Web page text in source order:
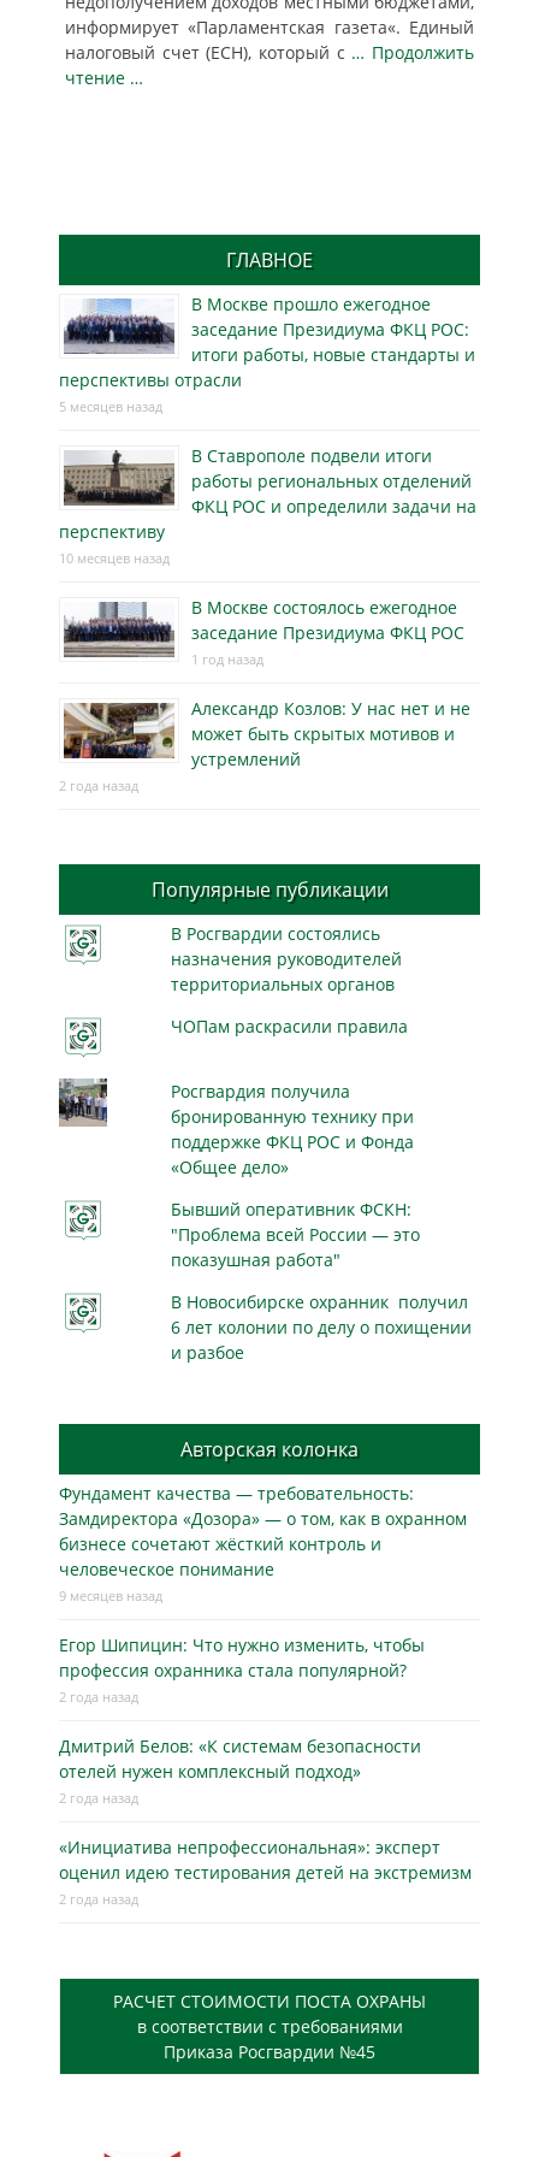
информирует «Парламентская газета«. Единый
налоговый счет (ЕСН), который с … Продолжить
чтение …
ГЛАВНОЕ
В Москве прошло ежегодное
заседание Президиума ФКЦ РОС:
итоги работы, новые стандарты и
перспективы отрасли
5 месяцев назад
В Ставрополе подвели итоги
работы региональных отделений
ФКЦ РОС и определили задачи на
перспективу
10 месяцев назад
В Москве состоялось ежегодное
заседание Президиума ФКЦ РОС
1 год назад
Александр Козлов: У нас нет и не
может быть скрытых мотивов и
устремлений
2 года назад
Популярные публикации
В Росгвардии состоялись
назначения руководителей
территориальных органов
ЧОПам раскрасили правила
Росгвардия получила
бронированную технику при
поддержке ФКЦ РОС и Фонда
«Общее дело»
Бывший оперативник ФСКН:
"Проблема всей России — это
показушная работа"
В Новосибирске охранник получил
6 лет колонии по делу о похищении
и разбое
Авторская колонка
Фундамент качества — требовательность:
Замдиректора «Дозора» — о том, как в охранном
бизнесe сочетают жёсткий контроль и
человеческое понимание
9 месяцев назад
Егор Шипицин: Что нужно изменить, чтобы
профессия охранника стала популярной?
2 года назад
Дмитрий Белов: «К системам безопасности
отелей нужен комплексный подход»
2 года назад
«Инициатива непрофессиональная»: эксперт
оценил идею тестирования детей на экстремизм
2 года назад
РАСЧЕТ СТОИМОСТИ ПОСТА ОХРАНЫ
в соответствии с требованиями
Приказа Росгвардии №45